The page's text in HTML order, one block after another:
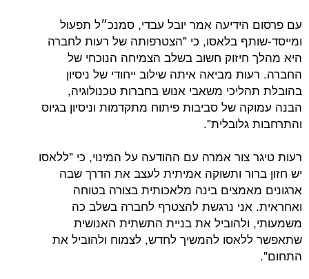
אמר יובל עבדי, סמנכ״ל תפעול
בלאסו, כי "הצטרפותה של רעות לחברה
חשוב בשלב הצמיחה הנוכחי של
מביאה איתה שילוב ייחודי של ניסיון
משאבי אנוש בחברות טכנולוגיה,
של סביבות פיתוח מתקדמות וניסיון בגיוס
צור אמרה עם ההודעה על המינוי, כי "ללאסו
ותשוקה אמיתית לעצב את הדרך שבה
בינה מלאכותית בצורה בטוחה
נרגשת להצטרף לחברה בשלב כה
את בניית התשתית האנושית
להמשיך לחדש, לצמוח ולהוביל את